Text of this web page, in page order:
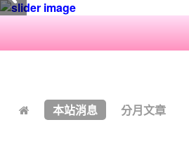
本站消息 分月文章